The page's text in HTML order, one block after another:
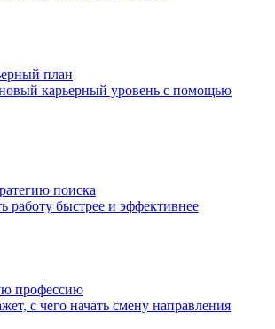
план
карьерный уровень с помощью
поиска
работу быстрее и эффективнее
профессию
с чего начать смену направления